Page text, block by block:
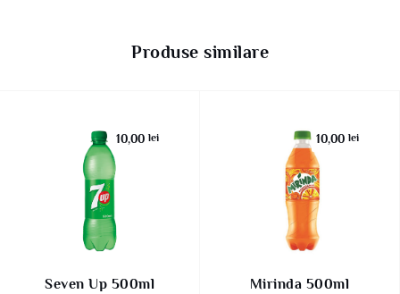
Produse similare
10,00lei
Seven Up 500ml
10,00lei
Mirinda 500ml